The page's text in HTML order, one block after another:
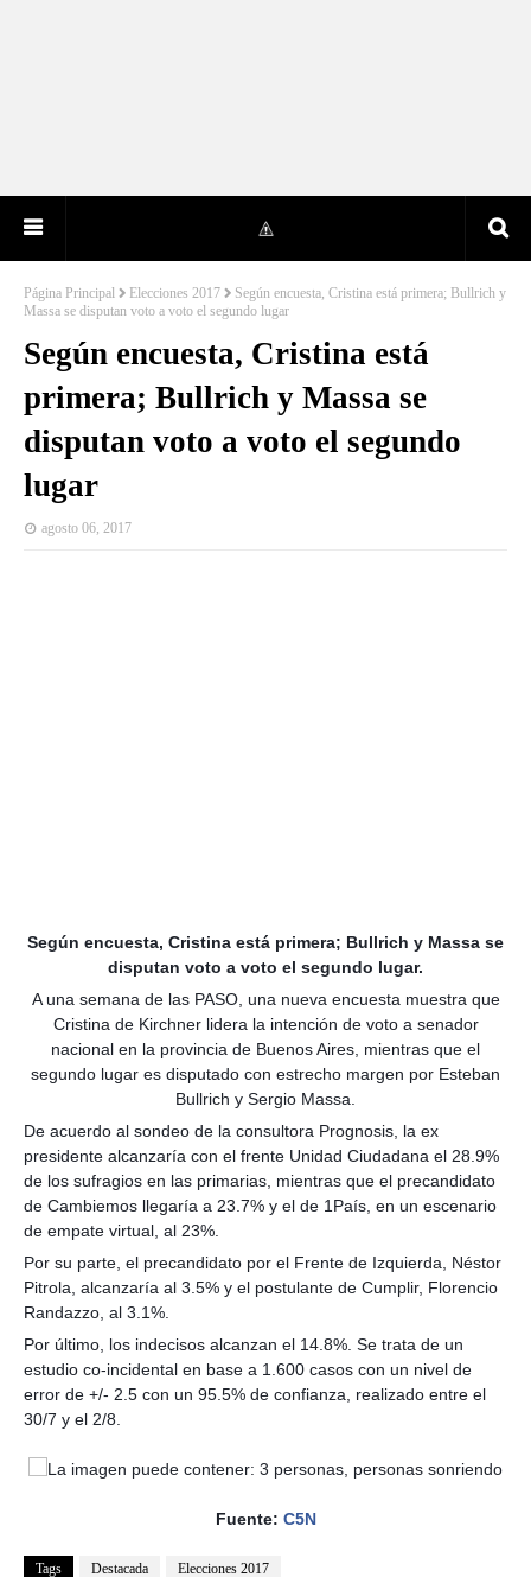
Página Principal Elecciones 2017
Según encuesta, Cristina está primera; Bullrich y
Massa se disputan voto a voto el segundo lugar
Según encuesta, Cristina está
primera; Bullrich y Massa se
disputan voto a voto el segundo
lugar
agosto 06, 2017
Según encuesta, Cristina está primera; Bullrich y Massa se
disputan voto a voto el segundo lugar.
A una semana de las PASO, una nueva encuesta muestra que
Cristina de Kirchner lidera la intención de voto a senador
nacional en la provincia de Buenos Aires, mientras que el
segundo lugar es disputado con estrecho margen por Esteban
Bullrich y Sergio Massa.
De acuerdo al sondeo de la consultora Prognosis, la ex
presidente alcanzaría con el frente Unidad Ciudadana el 28.9%
de los sufragios en las primarias, mientras que el precandidato
de Cambiemos llegaría a 23.7% y el de 1País, en un escenario
de empate virtual, al 23%.
Por su parte, el precandidato por el Frente de Izquierda, Néstor
Pitrola, alcanzaría al 3.5% y el postulante de Cumplir, Florencio
Randazzo, al 3.1%.
Por último, los indecisos alcanzan el 14.8%. Se trata de un
estudio co-incidental en base a 1.600 casos con un nivel de
error de +/- 2.5 con un 95.5% de confianza, realizado entre el
30/7 y el 2/8.
Fuente: C5N
Tags Destacada Elecciones 2017